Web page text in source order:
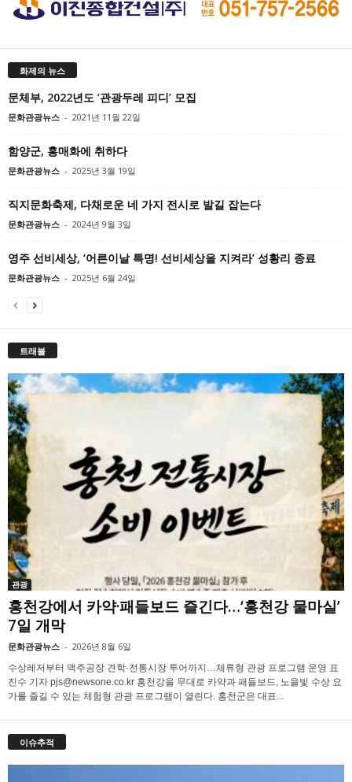
화제의 뉴스
문체부, 2022년도 ‘관광두레 피디’ 모집
문화관광뉴스 - 2021년 11월 22일
함양군, 홍매화에 취하다
문화관광뉴스 - 2025년 3월 19일
직지문화축제, 다채로운 네 가지 전시로 발길 잡는다
문화관광뉴스 - 2024년 9월 3일
영주 선비세상, ‘어른이날 특명! 선비세상을 지켜라’ 성황리 종료
문화관광뉴스 - 2025년 6월 24일
트래블
관광
홍천강에서 카약·패들보드 즐긴다…‘홍천강 물마실’
7일 개막
문화관광뉴스 - 2026년 8월 6일
수상레저부터 맥주공장 견학·전통시장 투어까지…체류형 관광 프로그램 운영 표
진수 기자 pjs@newsone.co.kr 홍천강을 무대로 카약과 패들보드, 노을빛 수상 요
가를 즐길 수 있는 체험형 관광 프로그램이 열린다. 홍천군은 대표...
이슈추적